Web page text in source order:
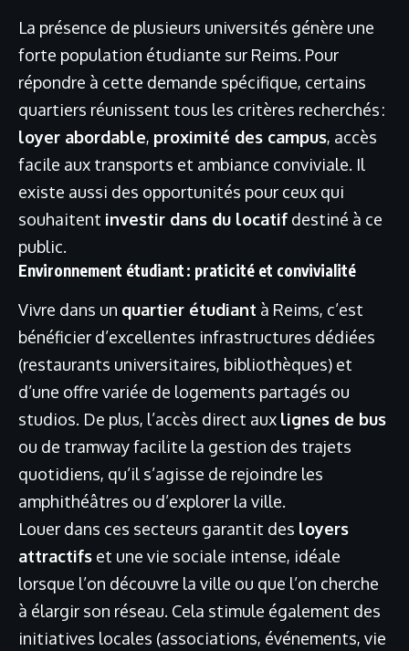
La présence de plusieurs universités génère une
forte population étudiante sur Reims. Pour
répondre à cette demande spécifique, certains
quartiers réunissent tous les critères recherchés :
loyer abordable, proximité des campus, accès
facile aux transports et ambiance conviviale. Il
existe aussi des opportunités pour ceux qui
souhaitent investir dans du locatif destiné à ce
public.
Environnement étudiant : praticité et convivialité
Vivre dans un quartier étudiant à Reims, c’est
bénéficier d’excellentes infrastructures dédiées
(restaurants universitaires, bibliothèques) et
d’une offre variée de logements partagés ou
studios. De plus, l’accès direct aux lignes de bus
ou de tramway facilite la gestion des trajets
quotidiens, qu’il s’agisse de rejoindre les
amphithéâtres ou d’explorer la ville.
Louer dans ces secteurs garantit des loyers
attractifs et une vie sociale intense, idéale
lorsque l’on découvre la ville ou que l’on cherche
à élargir son réseau. Cela stimule également des
initiatives locales (associations, événements, vie